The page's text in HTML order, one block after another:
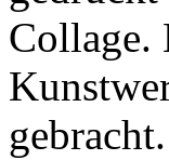
Collage.
gebracht.